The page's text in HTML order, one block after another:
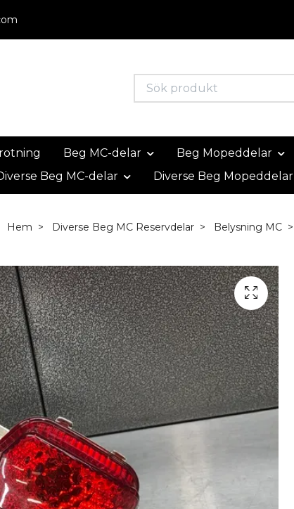
Beg MC-delar Beg Mopeddelar
Beg MC-delar
Diverse Beg Mopeddelar
Hem Diverse Beg MC Reservdelar Belysning MC